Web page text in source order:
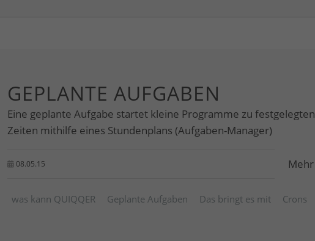
GEPLANTE AUFGABEN
Eine geplante Aufgabe startet kleine Programme zu festgelegten
Zeiten mithilfe eines Stundenplans (Aufgaben-Manager)
08.05.15 Mehr
was kann QUIQQER Geplante Aufgaben Das bringt es mit
Crons